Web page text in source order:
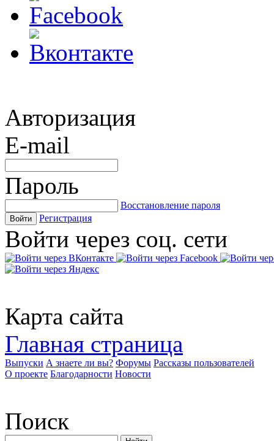
Авторизация
E-mail
Пароль
Восстановление пароля
Войти Регистрация
Войти через соц. сети
Карта сайта
Главная страница
Выпуски А знаете ли вы? Форумы Рассказы пользователей
О проекте Благодарности Новости
Поиск